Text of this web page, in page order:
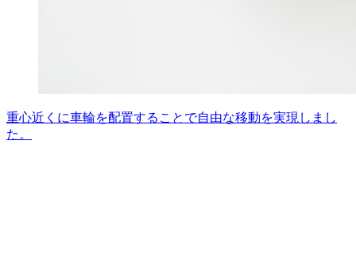
重心近くに車輪を配置することで自由な移動を実現しまし
た。